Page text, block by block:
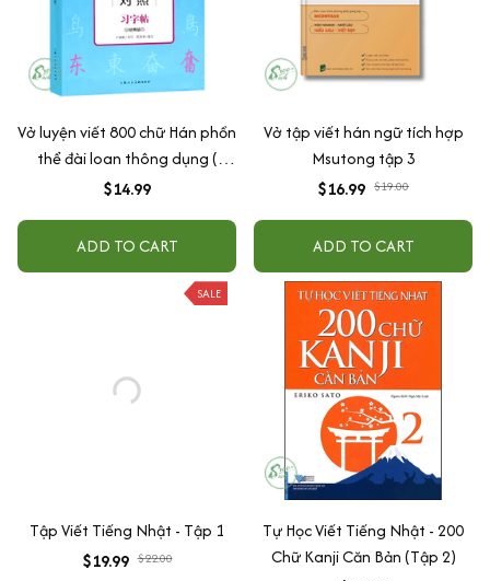
Vở luyện viết 800 chữ Hán phồn
thể đài loan thông dụng (
Tặng 1 bút 10 ngòi bay màu )
$14.99
ADD TO CART
Vở tập viết hán ngữ tích hợp
Msutong tập 3
$16.99 $19.00
ADD TO CART
SALE
Tập Viết Tiếng Nhật - Tập 1
$19.99 $22.00
Tự Học Viết Tiếng Nhật - 200
Chữ Kanji Căn Bản (Tập 2)